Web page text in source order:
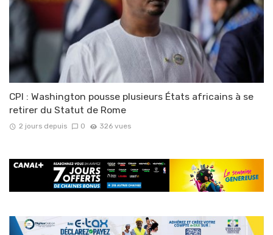
CPI : Washington pousse plusieurs États africains à se
retirer du Statut de Rome
2 jours depuis 0 326 vues